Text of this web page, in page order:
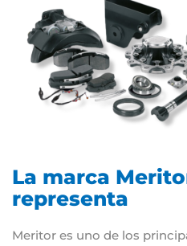
La marca
representa
Meritor es uno de los